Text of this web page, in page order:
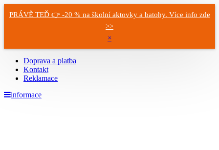
PRÁVĚ TEĎ 👉 -20 % na školní aktovky a batohy. Více info zde
>>
×
Doprava a platba
Kontakt
Reklamace
informace